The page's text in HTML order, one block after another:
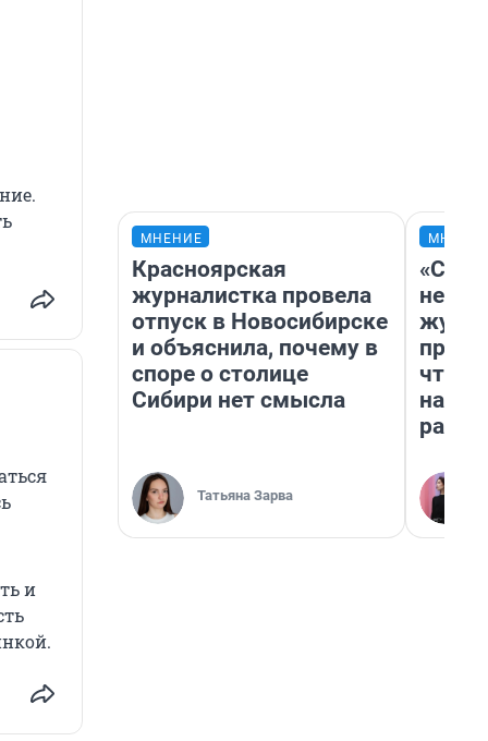
и
МНЕНИЕ
Красноярская
журналистка провела
отпуск в Новосибирске
и объяснила, почему в
споре о столице
Сибири нет смысла
Татьяна Зарва
на
ради